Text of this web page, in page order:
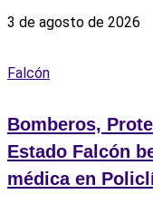
3 de agosto de 2026
Falcón
Bomberos,
Estado Falcón
médica en